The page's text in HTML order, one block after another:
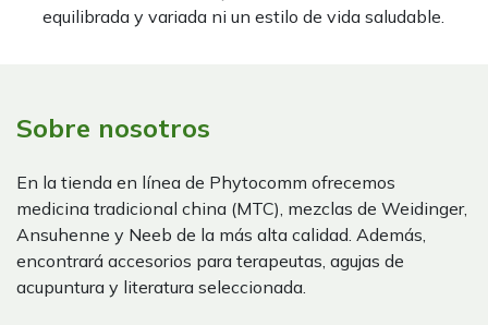
equilibrada y variada ni un estilo de vida saludable.
Sobre nosotros
En la tienda en línea de Phytocomm ofrecemos
medicina tradicional china (MTC), mezclas de Weidinger,
Ansuhenne y Neeb de la más alta calidad. Además,
encontrará accesorios para terapeutas, agujas de
acupuntura y literatura seleccionada.